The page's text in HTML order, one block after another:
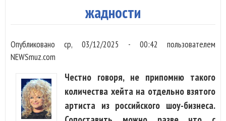
жадности
Опубликованоср, 03/12/2025 - 00:42 пользователем
NEWSmuz.com
Честно говоря, не припомню такого
количества хейта на отдельно взятого
артиста из российского шоу-бизнеса.